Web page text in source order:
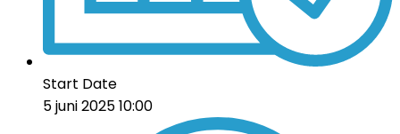
Start Date
5 juni 2025 10:00